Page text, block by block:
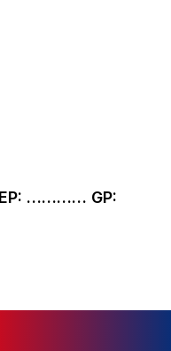
EP: ………… GP: